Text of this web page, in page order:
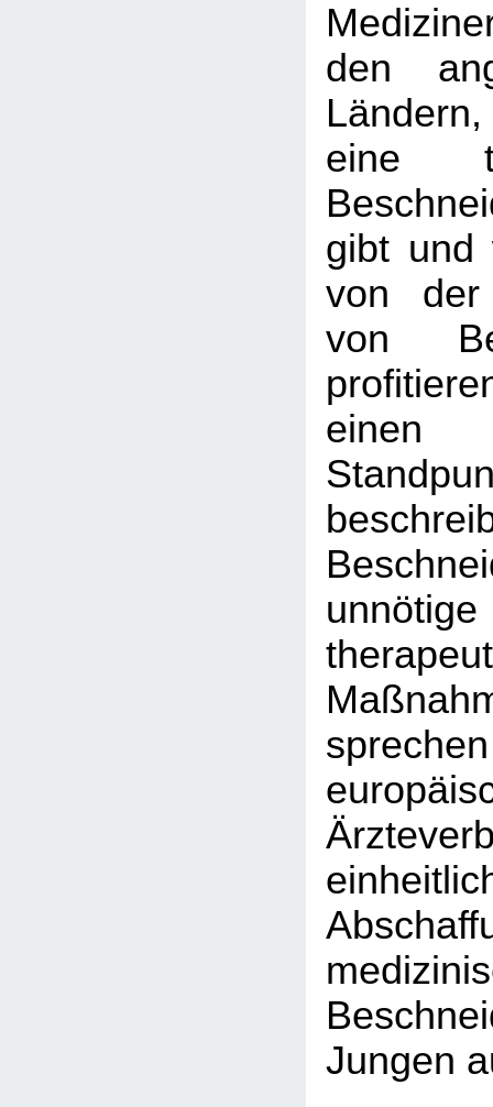
den
eine
gibt und
von der
von
einen
Jungen